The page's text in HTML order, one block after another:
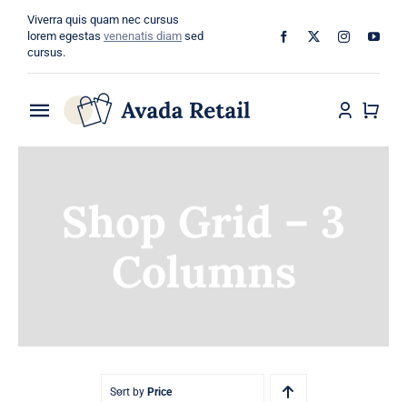
content
Viverra quis quam nec cursus
lorem egestas venenatis diam sed
cursus.
Toggle
Navigation
Shop Grid – 3
Columns
Sort by Price